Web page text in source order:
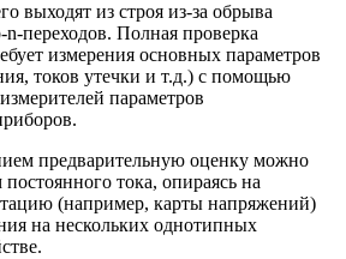
выходят из строя из-за обрыва
переходов. Полная проверка
измерения основных параметров
токов утечки и т.д.) с помощью
параметров
предварительную оценку можно
тока, опираясь на
(например, карты напряжений)
на нескольких однотипных